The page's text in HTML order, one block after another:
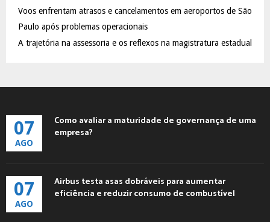
Voos enfrentam atrasos e cancelamentos em aeroportos de São
Paulo após problemas operacionais
A trajetória na assessoria e os reflexos na magistratura estadual
07
AGO
Como avaliar a maturidade de governança de uma
empresa?
07
AGO
Airbus testa asas dobráveis para aumentar
eficiência e reduzir consumo de combustível